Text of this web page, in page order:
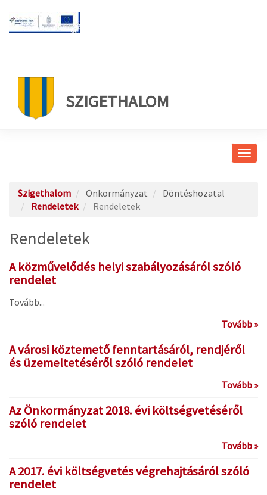
SZIGETHALOM
Szigethalom Önkormányzat
Döntéshozatal
Rendeletek
Rendeletek
Rendeletek
A közművelődés helyi szabályozásáról szóló
rendelet
Tovább...
Tovább »
A városi köztemető fenntartásáról, rendjéről
és üzemeltetéséről szóló rendelet
Tovább »
Az Önkormányzat 2018. évi költségvetéséről
szóló rendelet
Tovább »
A 2017. évi költségvetés végrehajtásáról szóló
rendelet